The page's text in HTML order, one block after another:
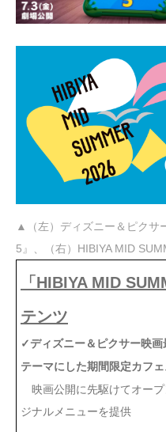
▲（左）ディズニー＆ピクサ
5』、（右）HIBIYA MID
「HIBIYA MID
テンツ
✓ディズニー＆ピクサー映
テーマにした期間限定カフ
映画公開に先駆けてオープ
ジナルメニューを提供